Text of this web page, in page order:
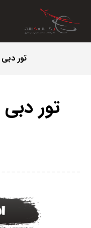
تور دبی 5 شب – پرواز ماهان